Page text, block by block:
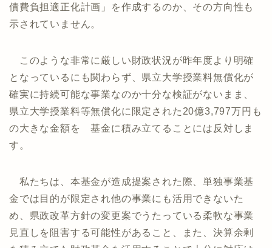
債費負担適正化計画」を作成するのか、その方向性も
示されていません。
このような非常に厳しい財政状況が昨年度より明確
となっているにも関わらず、県立大学授業料無償化が
確実に持続可能な事業なのか十分な検証がないまま、
県立大学授業料等無償化に限定された20億3,797万円も
の大きな金額を 基金に積み立てることには反対しま
す。
私たちは、本基金が造成提案された際、単独事業基
金では目的が限定され他の事業にも活用できないた
め、県政改革方針の変更案でうたっている柔軟な事業
見直しを阻害する可能性があること、また、決算余剰